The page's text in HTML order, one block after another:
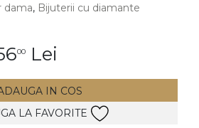
dama, Bijuterii cu diamante
00 Lei
IN COS
LA FAVORITE